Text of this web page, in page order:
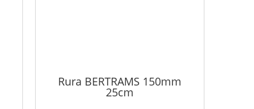
Rura BERTRAMS 150mm
25cm